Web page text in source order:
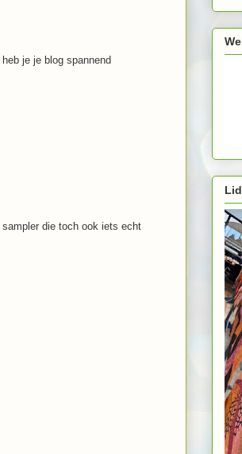
je je blog spannend
die toch ook iets echt